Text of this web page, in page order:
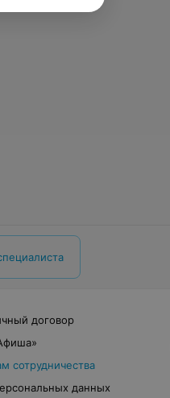
договор
сотрудничества
данных